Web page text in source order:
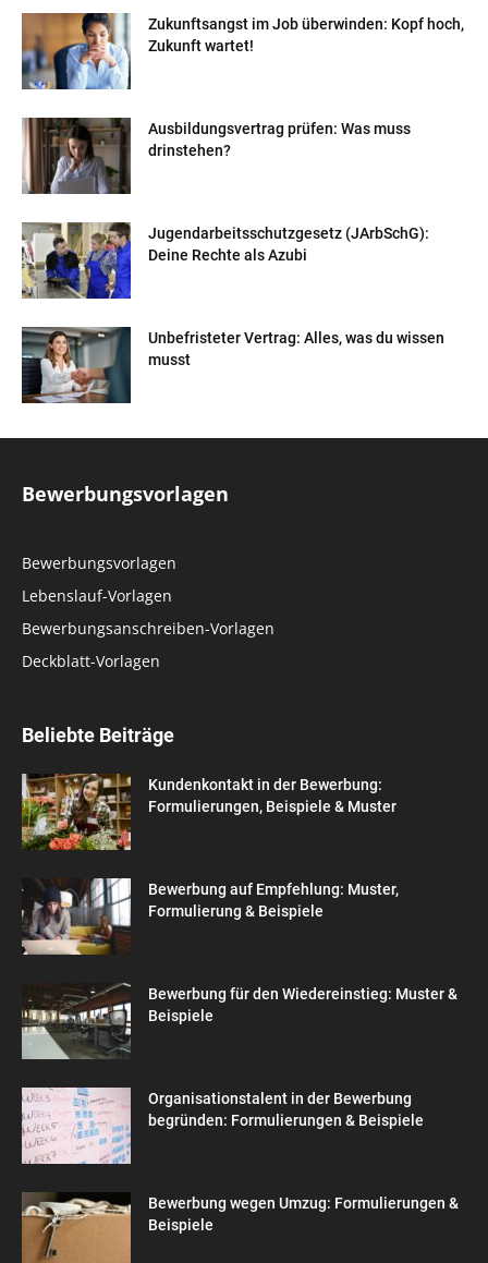
Zukunftsangst im Job überwinden: Kopf hoch,
Zukunft wartet!
Ausbildungsvertrag prüfen: Was muss
drinstehen?
Jugendarbeitsschutzgesetz (JArbSchG):
Deine Rechte als Azubi
Unbefristeter Vertrag: Alles, was du wissen
musst
Bewerbungsvorlagen
Bewerbungsvorlagen
Lebenslauf-Vorlagen
Bewerbungsanschreiben-Vorlagen
Deckblatt-Vorlagen
Beliebte Beiträge
Kundenkontakt in der Bewerbung:
Formulierungen, Beispiele & Muster
Bewerbung auf Empfehlung: Muster,
Formulierung & Beispiele
Bewerbung für den Wiedereinstieg: Muster &
Beispiele
Organisationstalent in der Bewerbung
begründen: Formulierungen & Beispiele
Bewerbung wegen Umzug: Formulierungen &
Beispiele